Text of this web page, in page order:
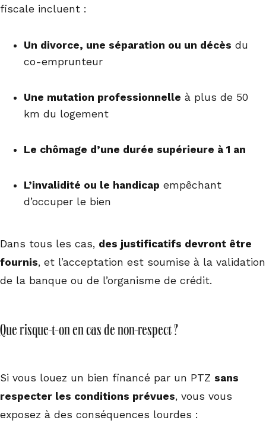
fiscale incluent :
Un divorce, une séparation ou un décès du
co-emprunteur
Une mutation professionnelle à plus de 50
km du logement
Le chômage d’une durée supérieure à 1 an
L’invalidité ou le handicap empêchant
d’occuper le bien
Dans tous les cas, des justificatifs devront être
fournis, et l’acceptation est soumise à la validation
de la banque ou de l’organisme de crédit.
Que risque-t-on en cas de non-respect ?
Si vous louez un bien financé par un PTZ sans
respecter les conditions prévues, vous vous
exposez à des conséquences lourdes :